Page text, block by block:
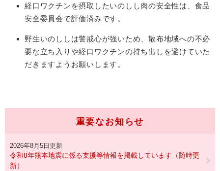
経口ワクチンを摂取したいのしし肉の安全性は、食品
安全委員会で評価済みです。
野生いのししは警戒心が強いため、散布地域への不必
要な立ち入りや経口ワクチンの持ち出しを避けていた
だきますようお願いします。
重要なお知らせ
2026年8月5日更新
令和8年熊本地震に係る支援等情報を掲載しています（随時更
新）